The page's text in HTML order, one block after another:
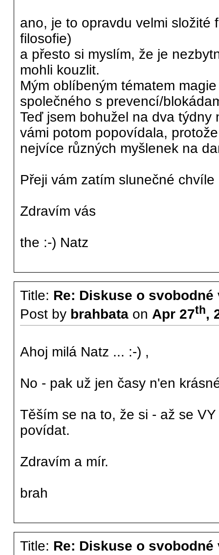
ano, je to opravdu velmi složité
filosofie)
a přesto si myslím, že je
mohli kouzlit.
Mým oblíbeným tématem
společného s prevencí/
Teď jsem bohužel na dva
vámi potom popovídala,
nejvíce různých myšlenek na
Přeji vám zatím slunečné
Zdravím vás
the :-) Natz
Title: Re: Diskuse o svobodné
Post by brahbataon Apr 27th,
Ahoj milá Natz ... :-) ,
No - pak už jen časy n'en
Těším se na to, že si - až se
povídat.
Zdravím a mír.
brah
Title: Re: Diskuse o svobodné